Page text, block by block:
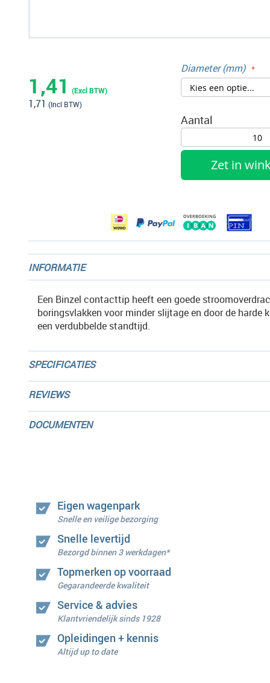
1,71
1,41
Diameter (mm)
Aantal
Zet in
het
begin
van
INFORMATIE
Een Binzel contacttip heeft een goede
boringsvlakken voor minder slijtage en door de harde
een verdubbelde standtijd.
SPECIFICATIES
REVIEWS
DOCUMENTEN
Eigen wagenpark
Snelle en veilige bezorging
Snelle levertijd
Bezorgd binnen 3 werkdagen*
Topmerken op voorraad
Gegarandeerde kwaliteit
Service & advies
Klantvriendelijk sinds 1928
Opleidingen + kennis
Altijd up to date